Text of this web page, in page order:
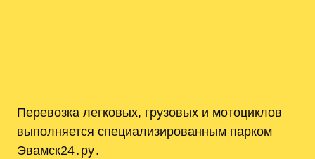
Перевозка легковых, грузовых и мотоциклов
выполняется специализированным парком
Эвамск24․ру․